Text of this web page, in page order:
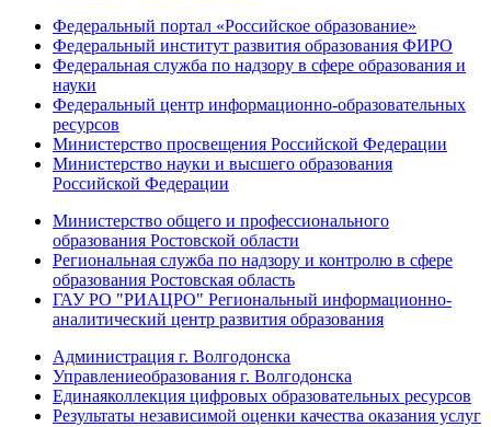
Федеральный портал «Российское образование»
Федеральный институт развития образования ФИРО
Федеральная служба по надзору в сфере образования и
науки
Федеральный центр информационно-образовательных
ресурсов
Министерство просвещения Российской Федерации
Министерство науки и высшего образования
Российской Федерации
Министерство общего и профессионального
образования Ростовской области
Региональная служба по надзору и контролю в сфере
образования Ростовская область
ГАУ РО "РИАЦРО" Региональный информационно-
аналитический центр развития образования
Администрация г. Волгодонска
Управлениеобразования г. Волгодонска
Единаяколлекция цифровых образовательных ресурсов
Результаты независимой оценки качества оказания услуг